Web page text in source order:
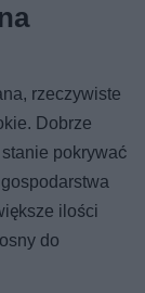
rzeczywiste
Dobrze
pokrywać
ilości
do